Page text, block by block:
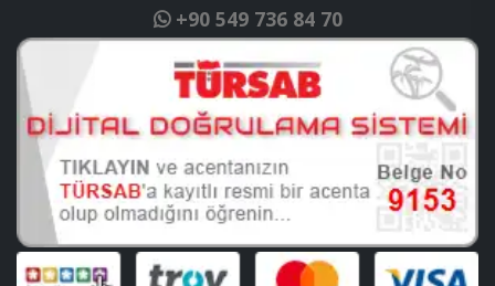
+90 549 736 84 70